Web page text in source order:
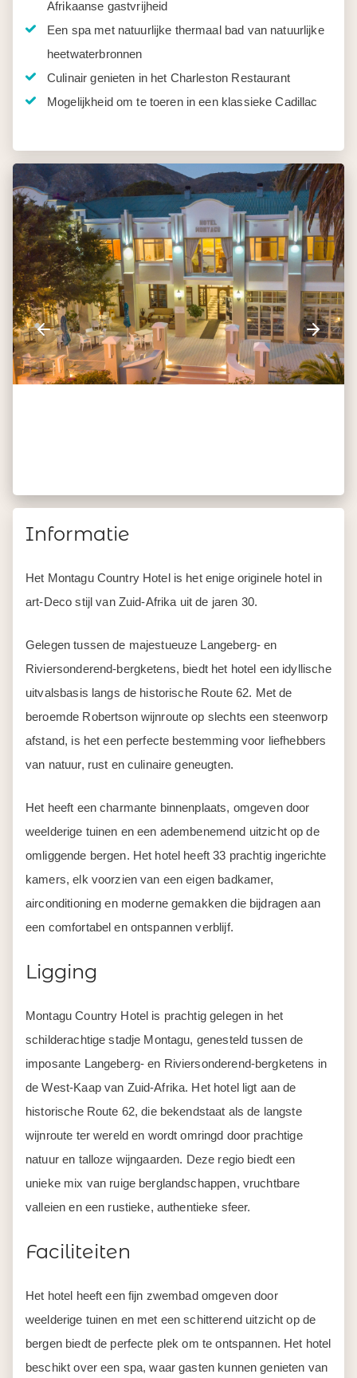
Afrikaanse gastvrijheid
Een spa met natuurlijke thermaal bad van natuurlijke
heetwaterbronnen
Culinair genieten in het Charleston Restaurant
Mogelijkheid om te toeren in een klassieke Cadillac
Informatie
Het Montagu Country Hotel is het enige originele hotel in
art-Deco stijl van Zuid-Afrika uit de jaren 30.
Gelegen tussen de majestueuze Langeberg- en
Riviersonderend-bergketens, biedt het hotel een idyllische
uitvalsbasis langs de historische Route 62. Met de
beroemde Robertson wijnroute op slechts een steenworp
afstand, is het een perfecte bestemming voor liefhebbers
van natuur, rust en culinaire geneugten.
Het heeft een charmante binnenplaats, omgeven door
weelderige tuinen en een adembenemend uitzicht op de
omliggende bergen. Het hotel heeft 33 prachtig ingerichte
kamers, elk voorzien van een eigen badkamer,
airconditioning en moderne gemakken die bijdragen aan
een comfortabel en ontspannen verblijf.
Ligging
Montagu Country Hotel is prachtig gelegen in het
schilderachtige stadje Montagu, genesteld tussen de
imposante Langeberg- en Riviersonderend-bergketens in
de West-Kaap van Zuid-Afrika. Het hotel ligt aan de
historische Route 62, die bekendstaat als de langste
wijnroute ter wereld en wordt omringd door prachtige
natuur en talloze wijngaarden. Deze regio biedt een
unieke mix van ruige berglandschappen, vruchtbare
valleien en een rustieke, authentieke sfeer.
Faciliteiten
Het hotel heeft een fijn zwembad omgeven door
weelderige tuinen en met een schitterend uitzicht op de
bergen biedt de perfecte plek om te ontspannen. Het hotel
beschikt over een spa, waar gasten kunnen genieten van